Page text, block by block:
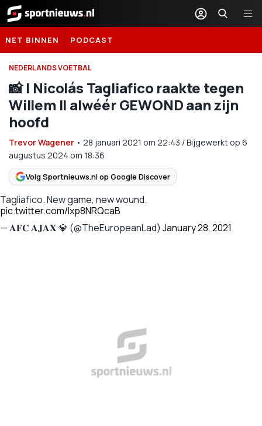
Sportnieuws.nl
NET BINNEN PODCAST
NEDERLANDS VOETBAL
📸 | Nicolás Tagliafico raakte tegen
Willem II alwéér GEWOND aan zijn
hoofd
Trevor Wagener • 28 januari 2021 om 22:43 /Bijgewerkt op 6
augustus 2024 om 18:36
Volg Sportnieuws.nl op Google Discover
Tagliafico. New game, new wound.
pic.twitter.com/lxp8NRQcaB
— 𝐀𝐅𝐂 𝐀𝐉𝐀𝐗 💎 (@TheEuropeanLad) January 28, 2021